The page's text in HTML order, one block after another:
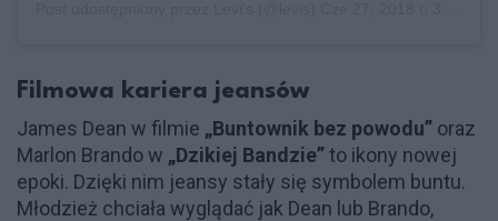
Filmowa kariera jeansów
James Dean w filmie „Buntownik bez powodu” oraz
Marlon Brando w „Dzikiej Bandzie”to ikony nowej
epoki. Dzięki nim jeansy stały się symbolem buntu.
Młodzież chciała wyglądać jak Dean lub Brando,